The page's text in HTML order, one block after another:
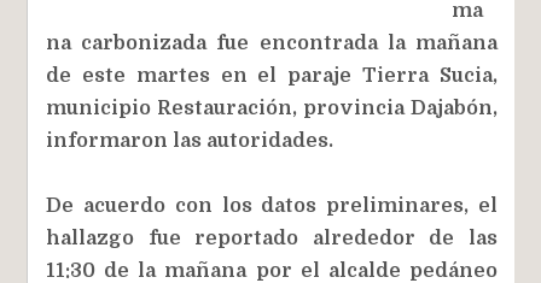
ma
na carbonizada fue encontrada la mañana
de este martes en el paraje Tierra Sucia,
municipio Restauración, provincia Dajabón,
informaron las autoridades.
De acuerdo con los datos preliminares, el
hallazgo fue reportado alrededor de las
11:30 de la mañana por el alcalde pedáneo